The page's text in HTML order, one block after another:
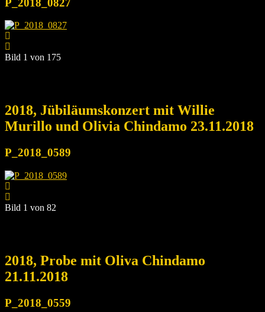
P_2018_0827
Bild 1 von 175
2018, Jübiläumskonzert mit Willie
Murillo und Olivia Chindamo 23.11.2018
P_2018_0589
Bild 1 von 82
2018, Probe mit Oliva Chindamo
21.11.2018
P_2018_0559